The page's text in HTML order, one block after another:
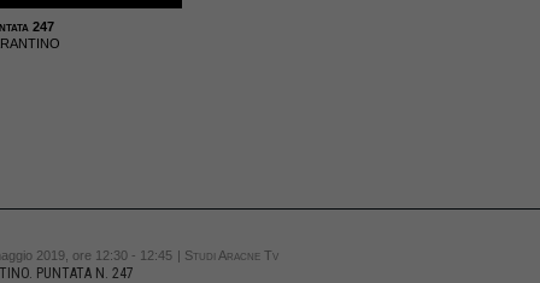
247
2019, ore 12:30 - 12:45 | Studi Aracne Tv
PUNTATA N. 247